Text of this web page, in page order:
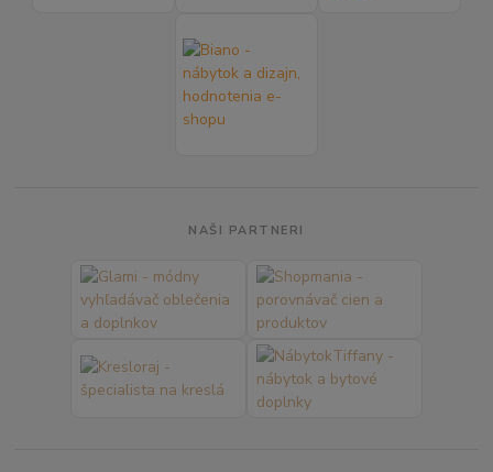
NAŠI PARTNERI